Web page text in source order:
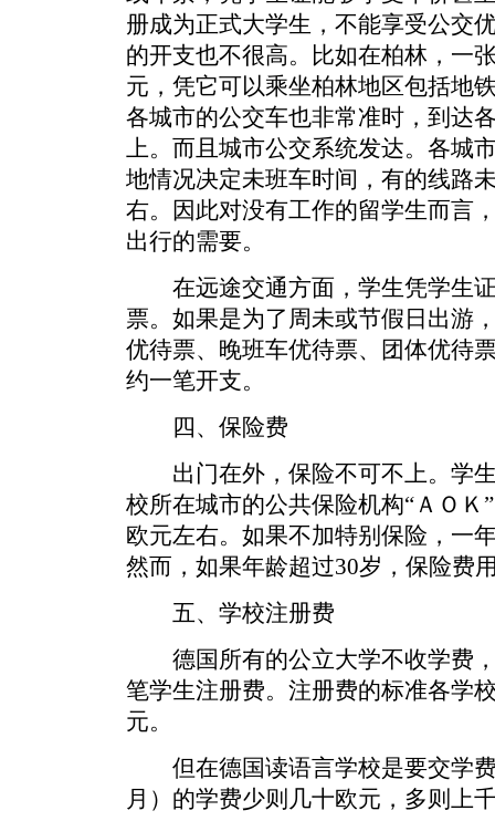
册成为正式大学生，不能享受公交
的开支也不很高。比如在柏林，一
元，凭它可以乘坐柏林地区包括地
各城市的公交车也非常准时，到达
上。而且城市公交系统发达。各城
地情况决定未班车时间，有的线路
右。因此对没有工作的留学生而言
出行的需要。
在远途交通方面，学生凭学生证
票。如果是为了周未或节假日出游
优待票、晚班车优待票、团体优待
约一笔开支。
四、保险费
出门在外，保险不可不上。学生
校所在城市的公共保险机构“ＡＯＫ
欧元左右。如果不加特别保险，一
然而，如果年龄超过30岁，保险费
五、学校注册费
德国所有的公立大学不收学费，
笔学生注册费。注册费的标准各学
元。
但在德国读语言学校是要交学费
月）的学费少则几十欧元，多则上